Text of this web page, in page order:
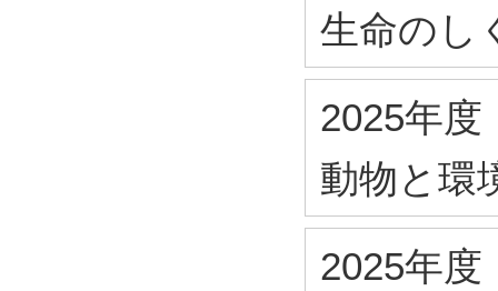
生命のし
2025年度
動物と環
2025年度